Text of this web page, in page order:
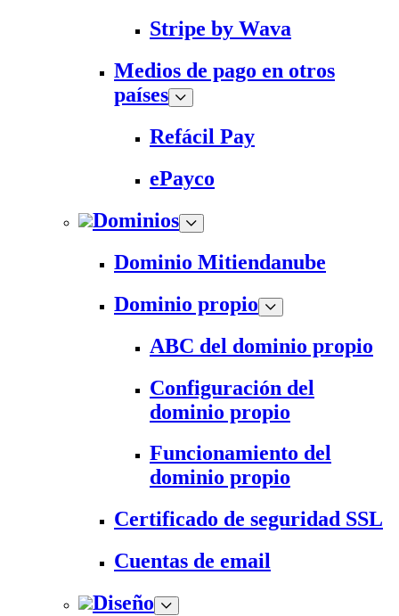
Stripe by Wava
Medios de pago en otros
países
Refácil Pay
ePayco
Dominios
Dominio Mitiendanube
Dominio propio
ABC del dominio propio
Configuración del
dominio propio
Funcionamiento del
dominio propio
Certificado de seguridad SSL
Cuentas de email
Diseño